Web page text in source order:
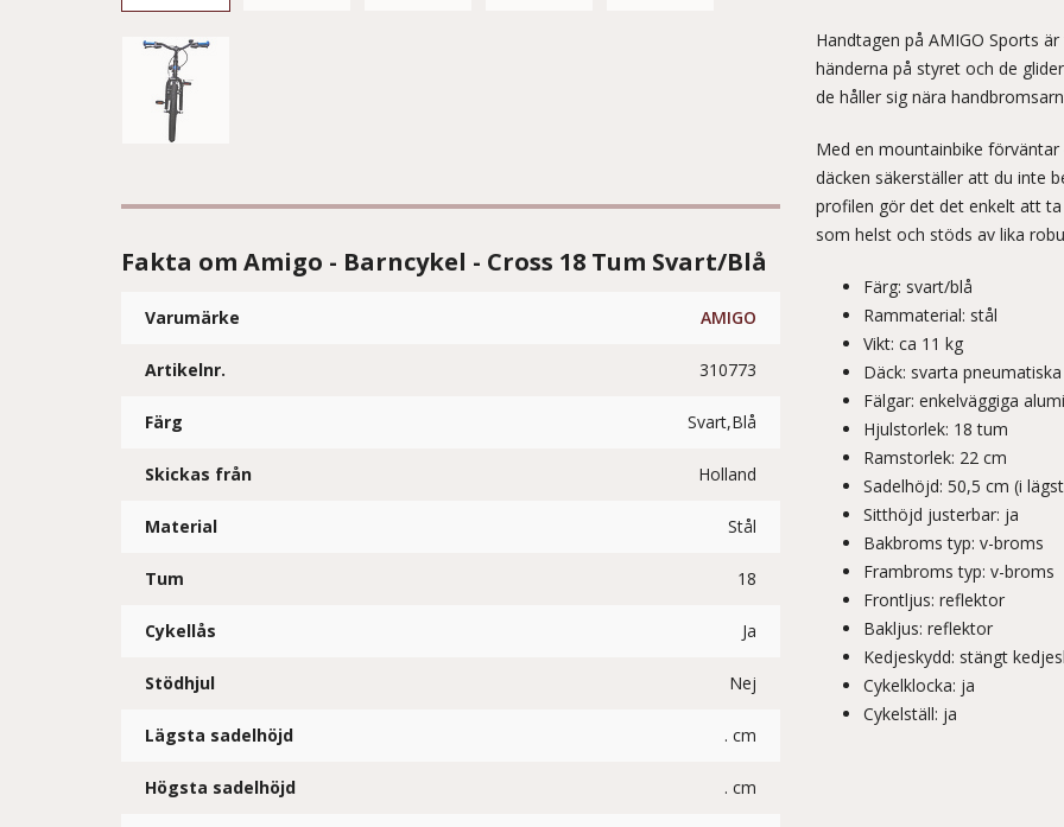
Fakta om Amigo - Barncykel - Cross 18 Tum Svart/Blå
Varumärke AMIGO
Artikelnr. 310773
Färg Svart,Blå
Skickas från Holland
Material Stål
Tum 18
Cykellås Ja
Stödhjul Nej
Lägsta sadelhöjd . cm
Högsta sadelhöjd . cm
Handtagen på AMIGO Sports
händerna på styret och de
de håller sig nära
Med en mountainbike
däcken säkerställer att du inte
profilen gör det det enkelt att
som helst och stöds av lika
Färg: svart/blå
Rammaterial: stål
Vikt: ca 11 kg
Däck: svarta
Fälgar: enkelväggiga
Hjulstorlek: 18 tum
Ramstorlek: 22 cm
Sadelhöjd: 50,5 cm (i
Sitthöjd justerbar: ja
Bakbroms typ: v-broms
Frambroms typ: v-broms
Frontljus: reflektor
Bakljus: reflektor
Kedjeskydd: stängt
Cykelklocka: ja
Cykelställ: ja